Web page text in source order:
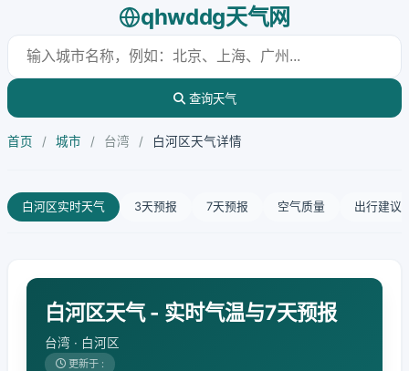
qhwddg天气网
查询天气
首页 / 城市 / 台湾 / 白河区天气详情
白河区实时天气 3天预报 7天预报 空气质量 出行建议
白河区天气 - 实时气温与7天预报
台湾 · 白河区
更新于 :